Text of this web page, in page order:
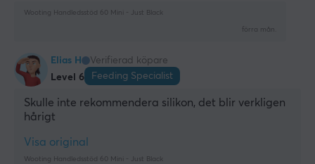
Wooting Handledsstöd 60 Mini - Just Black
förra mån.
Elias H
Verifierad köpare
Level 6
Feeding Specialist
Skulle inte rekommendera silikon, det blir verkligen
hårigt
Visa original
Wooting Handledsstöd 60 Mini - Just Black